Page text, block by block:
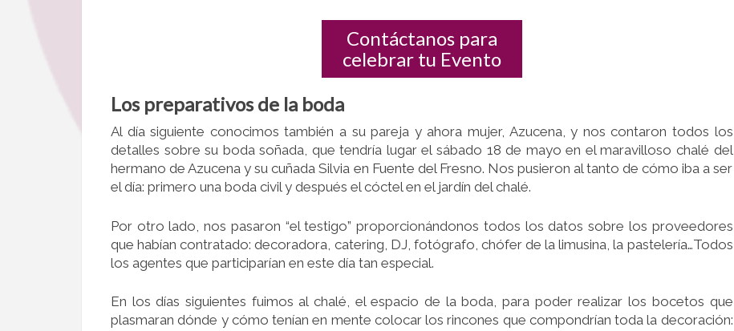
Contáctanos para
celebrar tu Evento
Los preparativos de la boda
Al día siguiente conocimos también a su pareja y ahora mujer, Azucena, y nos contaron todos los
detalles sobre su boda soñada, que tendría lugar el sábado 18 de mayo en el maravilloso chalé del
hermano de Azucena y su cuñada Silvia en Fuente del Fresno. Nos pusieron al tanto de cómo iba a ser
el día: primero una boda civil y después el cóctel en el jardín del chalé.
Por otro lado, nos pasaron “el testigo” proporcionándonos todos los datos sobre los proveedores
que habían contratado: decoradora, catering, DJ, fotógrafo, chófer de la limusina, la pastelería…Todos
los agentes que participarían en este día tan especial.
En los días siguientes fuimos al chalé, el espacio de la boda, para poder realizar los bocetos que
plasmaran dónde y cómo tenían en mente colocar los rincones que compondrían toda la decoración: